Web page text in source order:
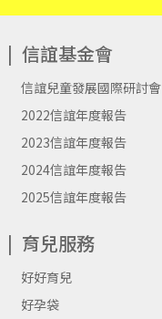
信誼基金會
信誼兒童發展國際研討會
2022信誼年度報告
2023信誼年度報告
2024信誼年度報告
2025信誼年度報告
育兒服務
好好育兒
好孕袋